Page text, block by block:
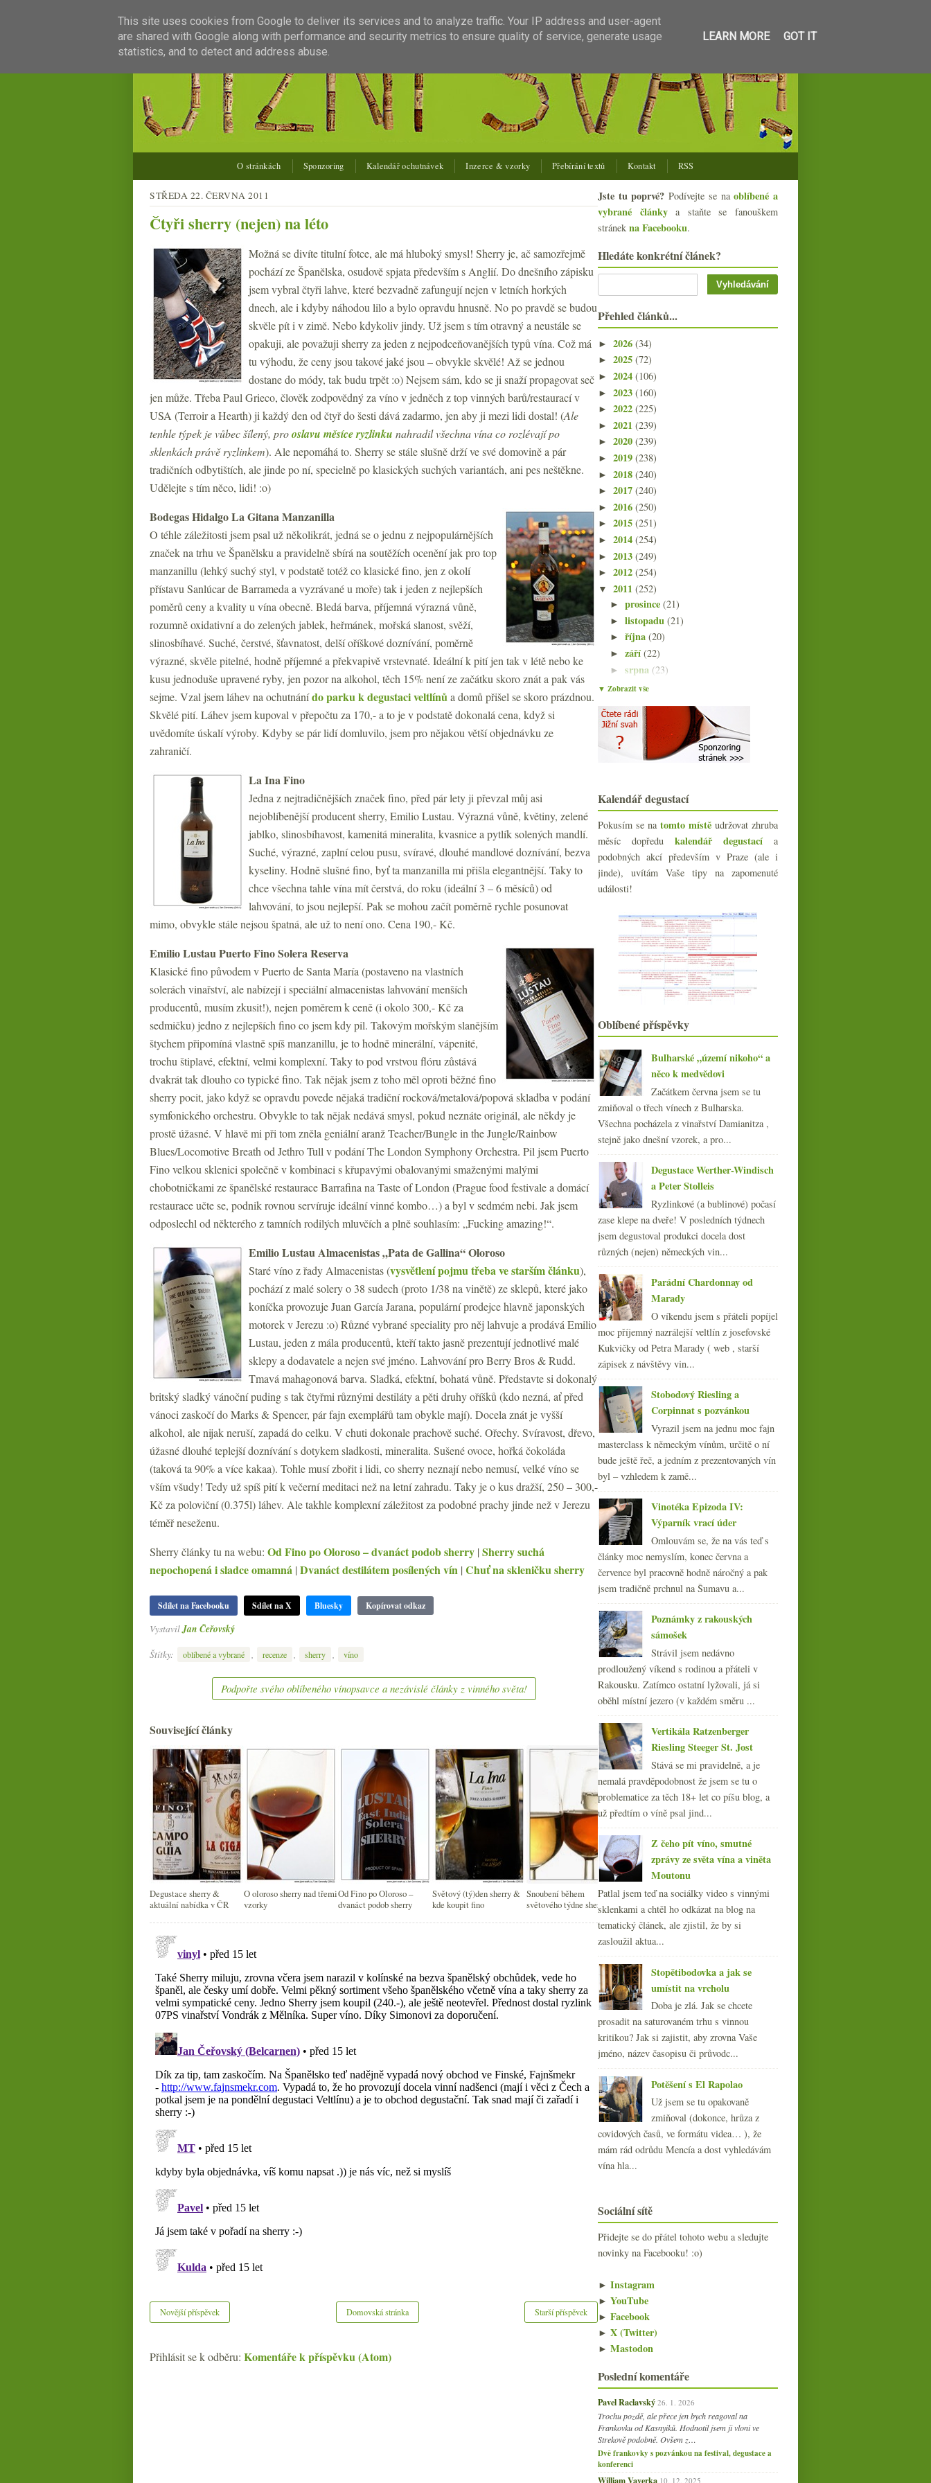
O stránkách Sponzoring Kalendář ochutnávek Inzerce & vzorky Přebírání textů Kontakt RSS
STŘEDA 22. ČERVNA 2011
Čtyři sherry (nejen) na léto
Možná se divíte titulní fotce, ale má hluboký smysl! Sherry je, ač samozřejmě
pochází ze Španělska, osudově spjata především s Anglií. Do dnešního zápisku
jsem vybral čtyři lahve, které bezvadně zafungují nejen v letních horkých
dnech, ale i kdyby náhodou lilo a bylo opravdu hnusně. No po pravdě se budou
skvěle pít i v zimě. Nebo kdykoliv jindy. Už jsem s tím otravný a neustále se
opakuji, ale považuji sherry za jeden z nejpodceňovanějších typů vína. Což má
tu výhodu, že ceny jsou takové jaké jsou – obvykle skvělé! Až se jednou
dostane do módy, tak budu trpět :o) Nejsem sám, kdo se ji snaží propagovat seč
jen může. Třeba Paul Grieco, člověk zodpovědný za víno v jedněch z top vinných barů/restaurací v
USA (Terroir a Hearth) ji každý den od čtyř do šesti dává zadarmo, jen aby ji mezi lidi dostal! (Ale
tenhle týpek je vůbec šílený, prooslavu měsíce ryzlinku nahradil všechna vína co rozlévají po
sklenkách právě ryzlinkem). Ale nepomáhá to. Sherry se stále slušně drží ve své domovině a pár
tradičních odbytištích, ale jinde po ní, specielně po klasických suchých variantách, ani pes neštěkne.
Udělejte s tím něco, lidi! :o)
Bodegas Hidalgo La Gitana Manzanilla
O téhle záležitosti jsem psal už několikrát, jedná se o jednu z nejpopulárnějších
značek na trhu ve Španělsku a pravidelně sbírá na soutěžích ocenění jak pro top
manzanillu (lehký suchý styl, v podstatě totéž co klasické fino, jen z okolí
přístavu Sanlúcar de Barrameda a vyzrávané u moře) tak i jeden z nejlepších
poměrů ceny a kvality u vína obecně. Bledá barva, příjemná výrazná vůně,
rozumně oxidativní a do zelených jablek, heřmánek, mořská slanost, svěží,
slinosbíhavé. Suché, čerstvé, šťavnatost, delší oříškové doznívání, poměrně
výrazné, skvěle pitelné, hodně příjemné a překvapivě vrstevnaté. Ideální k pití jen tak v létě nebo ke
kusu jednoduše upravené ryby, jen pozor na alkohol, těch 15% není ze začátku skoro znát a pak vás
sejme. Vzal jsem láhev na ochutnánído parku k degustaci veltlínůa domů přišel se skoro prázdnou.
Skvělé pití. Láhev jsem kupoval v přepočtu za 170,- a to je v podstatě dokonalá cena, když si
uvědomíte úskalí výroby. Kdyby se pár lidí domluvilo, jsem pro nějakou větší objednávku ze
zahraničí.
La Ina Fino
Jedna z nejtradičnějších značek fino, před pár lety ji převzal můj asi
nejoblíbenější producent sherry, Emilio Lustau. Výrazná vůně, květiny, zelené
jablko, slinosbíhavost, kamenitá mineralita, kvasnice a pytlík solených mandlí.
Suché, výrazné, zaplní celou pusu, svíravé, dlouhé mandlové doznívání, bezva
kyseliny. Hodně slušné fino, byť ta manzanilla mi přišla elegantnější. Taky to
chce všechna tahle vína mít čerstvá, do roku (ideální 3 – 6 měsíců) od
lahvování, to jsou nejlepší. Pak se mohou začít poměrně rychle posunovat
mimo, obvykle stále nejsou špatná, ale už to není ono. Cena 190,- Kč.
Emilio Lustau Puerto Fino Solera Reserva
Klasické fino původem v Puerto de Santa María (postaveno na vlastních
solerách vinařství, ale nabízejí i speciální almacenistas lahvování menších
producentů, musím zkusit!), nejen poměrem k ceně (i okolo 300,- Kč za
sedmičku) jedno z nejlepších fino co jsem kdy pil. Takovým mořským slanějším
štychem připomíná vlastně spíš manzanillu, je to hodně minerální, vápenité,
trochu štiplavé, efektní, velmi komplexní. Taky to pod vrstvou flóru zůstává
dvakrát tak dlouho co typické fino. Tak nějak jsem z toho měl oproti běžné fino
sherry pocit, jako když se opravdu povede nějaká tradiční rocková/metalová/popová skladba v podání
symfonického orchestru. Obvykle to tak nějak nedává smysl, pokud neznáte originál, ale někdy je
prostě úžasné. V hlavě mi při tom zněla geniální aranž Teacher/Bungle in the Jungle/Rainbow
Blues/Locomotive Breath od Jethro Tull v podání The London Symphony Orchestra. Pil jsem Puerto
Fino velkou sklenici společně v kombinaci s křupavými obalovanými smaženými malými
chobotničkami ze španělské restaurace Barrafina na Taste of London (Prague food festivale a domácí
restaurace učte se, podnik rovnou servíruje ideální vinné kombo…) a byl v sedmém nebi. Jak jsem
odposlechl od některého z tamních rodilých mluvčích a plně souhlasím: „Fucking amazing!“.
Emilio Lustau Almacenistas „Pata de Gallina“ Oloroso
Staré víno z řady Almacenistas (vysvětlení pojmu třeba ve starším článku),
pochází z malé solery o 38 sudech (proto 1/38 na vinětě) ze sklepů, které jako
koníčka provozuje Juan García Jarana, populární prodejce hlavně japonských
motorek v Jerezu :o) Různé vybrané speciality pro něj lahvuje a prodává Emilio
Lustau, jeden z mála producentů, kteří takto jasně prezentují jednotlivé malé
sklepy a dodavatele a nejen své jméno. Lahvování pro Berry Bros & Rudd.
Tmavá mahagonová barva. Sladká, efektní, bohatá vůně. Představte si dokonalý
britský sladký vánoční puding s tak čtyřmi různými destiláty a pěti druhy oříšků (kdo nezná, ať před
vánoci zaskočí do Marks & Spencer, pár fajn exemplářů tam obykle mají). Docela znát je vyšší
alkohol, ale nijak neruší, zapadá do celku. V chuti dokonale prachově suché. Ořechy. Svíravost, dřevo,
úžasné dlouhé teplejší doznívání s dotykem sladkosti, mineralita. Sušené ovoce, hořká čokoláda
(taková ta 90% a více kakaa). Tohle musí zbořit i lidi, co sherry neznají nebo nemusí, velké víno se
vším všudy! Tedy už spíš pití k večerní meditaci než na letní zahradu. Taky je o kus dražší, 250 – 300,-
Kč za poloviční (0.375l) láhev. Ale takhle komplexní záležitost za podobné prachy jinde než v Jerezu
téměř neseženu.
Sherry články tu na webu: Od Fino po Oloroso – dvanáct podob sherry | Sherry suchá
nepochopená i sladce omamná | Dvanáct destilátem posílených vín | Chuť na skleničku sherry
Sdílet na Facebooku Sdílet na X Bluesky Kopírovat odkaz
VystavilJan Čeřovský
Štítky:
oblíbené a vybrané recenze sherry víno
Podpořte svého oblíbeného vínopsavce a nezávislé články z vinného světa!
Související články
Degustace sherry &
aktuální nabídka v ČR
O oloroso sherry nad třemi
vzorky
Od Fino po Oloroso –
dvanáct podob sherry
Světový (tý)den sherry &
kde koupit fino
Snoubení během
světového týdne sherry
Sherry aneb rychlý úvod k
jedněm z
nejzajímavějších vín
světa
Novější příspěvek Starší příspěvek
Domovská stránka
Přihlásit se k odběru: Komentáře k příspěvku (Atom)
Jste tu poprvé? Podívejte se naoblíbené a
vybrané článkya staňte se fanouškem
stránek na Facebooku.
Hledáte konkrétní článek?
Přehled článků...
► 2026 (34)
► 2025 (72)
► 2024 (106)
► 2023 (160)
► 2022 (225)
► 2021 (239)
► 2020 (239)
► 2019 (238)
► 2018 (240)
► 2017 (240)
► 2016 (250)
► 2015 (251)
► 2014 (254)
► 2013 (249)
► 2012 (254)
▼ 2011 (252)
►prosince(21)
►listopadu(21)
►října(20)
►září(22)
►srpna (23)
►července
Výsledky ankety „Degustace vína
preferuji…“
Vína a poznámky z oslav
Scorevolution, Itálie vs. Francie a
Luboš) Osička
Londýnský food festival – má se
Praha co učit?
A je jich tu tisícovka!
Čtyři sherry (nejen) na léto
Výroční okus Veltlín.cz ve Vinografu
Žabožroutské růžové v plastiku
Dvakrát hodně povedený cidre /
cider
Výsledky ankety „Z rodiny
burgundských odrůd nejča...
Biodynamika ve (velké) zkratce
Vlašák z Maďarska, Frankovka z
Rakouska, Pinot Noi...
něco k Bordeaux ...
Degustace Valihracha v poklusu
Veltlíny v parkové piknikové úpravě
Eichberg vůní, chutí, obrazem i
hmatem
Tři slušná červená z Bulharska
Víkendový festival středomořských
chutí a vůní
Formule 1 z Burgundska
Výsledky ankety „Jak často pijete
pivo?“
Bílé burgundské v tiché i šumivé
podobě
► května(23)
►dubna (20)
►března(23)
►února(20)
►ledna (21)
►2010(249)
►2009(249)
►2008(270)
►2007(108)
▼ Zobrazit vše
Kalendář degustací
Pokusím se na tomto místě udržovat zhruba
měsíc dopředu kalendář degustacía
podobných akcí především v Praze (ale i
jinde), uvítám Vaše tipy na zapomenuté
události!
Oblíbené příspěvky
Bulharské „území nikoho“ a
něco k medvědovi
Začátkem června jsem se tu
zmiňoval o třech vínech z Bulharska.
Všechna pocházela z vinařství Damianitza ,
stejně jako dnešní vzorek, a pro...
Degustace Werther-Windisch
a Peter Stolleis
Ryzlinkové (a bublinové) počasí
zase klepe na dveře! V posledních týdnech
jsem degustoval produkci docela dost
různých (nejen) německých vin...
Parádní Chardonnay od
Marady
O víkendu jsem s přáteli popíjel
moc příjemný nazrálejší veltlín z josefovské
Kukvičky od Petra Marady ( web , starší
zápisek z návštěvy vin...
Stobodový Riesling a
Corpinnat s pozvánkou
Vyrazil jsem na jednu moc fajn
masterclass k německým vínům, určitě o ní
bude ještě řeč, a jedním z prezentovaných vín
byl – vzhledem k zamě...
Vinotéka Epizoda IV:
Výparník vrací úder
Omlouvám se, že na vás teď s
články moc nemyslím, konec června a
července byl pracovně hodně náročný a pak
jsem tradičně prchnul na Šumavu a...
Poznámky z rakouských
sámošek
Strávil jsem nedávno
prodloužený víkend s rodinou a přáteli v
Rakousku. Zatímco ostatní lyžovali, já si
oběhl místní jezero (v každém směru ...
Vertikála Ratzenberger
Riesling Steeger St. Jost
Stává se mi pravidelně, a je
nemalá pravděpodobnost že jsem se tu o
problematice za těch 18+ let co píšu blog, a
už předtím o víně psal jind...
Z čeho pít víno, smutné
zprávy ze světa vína a viněta
Moutonu
Patlal jsem teď na sociálky video s vinnými
sklenkami a chtěl ho odkázat na blog na
tematický článek, ale zjistil, že by si
zasloužil aktua...
Stopětibodovka a jak se
umístit na vrcholu
Doba je zlá. Jak se chcete
prosadit na saturovaném trhu s vinnou
kritikou? Jak si zajistit, aby zrovna Vaše
jméno, název časopisu či průvodc...
Potěšení s El Rapolao
Už jsem se tu opakovaně
zmiňoval (dokonce, hrůza z
covidových časů, ve formátu videa… ), že
mám rád odrůdu Mencía a dost vyhledávám
vína hla...
Sociální sítě
Přidejte se do přátel tohoto webu a sledujte
novinky na Facebooku! :o)
► Instagram
► YouTube
► Facebook
► X (Twitter)
► Mastodon
Poslední komentáře
Pavel Raclavský 26. 1. 2026
Trochu pozdě, ale přece jen bych reagoval na
Frankovku od Kasnyiků. Hodnotil jsem ji vloni ve
Strekově podobně. Ovšem z…
Dvě frankovky s pozvánkou na festival, degustace a
konferenci
William Vaverka 10. 12. 2025
This site uses cookies from Google to deliver its services and to analyze traffic. Your IP address and user-agent
are shared with Google along with performance and security metrics to ensure quality of service, generate usage
statistics, and to detect and address abuse.
LEARN MORE GOT IT